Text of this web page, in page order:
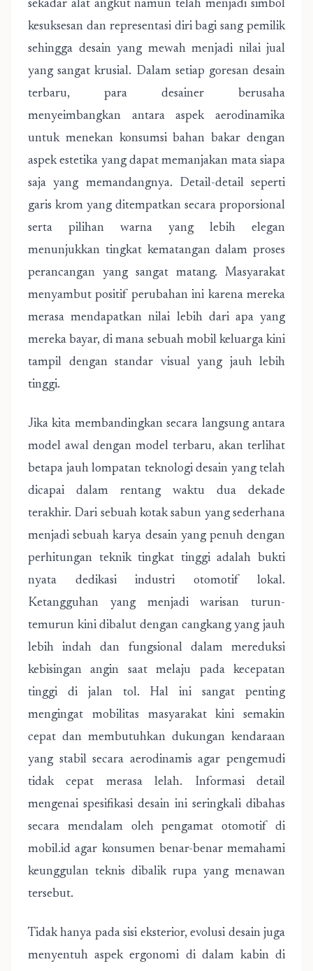
sekadar alat angkut namun telah menjadi simbol
kesuksesan dan representasi diri bagi sang pemilik
sehingga desain yang mewah menjadi nilai jual
yang sangat krusial. Dalam setiap goresan desain
terbaru, para desainer berusaha
menyeimbangkan antara aspek aerodinamika
untuk menekan konsumsi bahan bakar dengan
aspek estetika yang dapat memanjakan mata siapa
saja yang memandangnya. Detail-detail seperti
garis krom yang ditempatkan secara proporsional
serta pilihan warna yang lebih elegan
menunjukkan tingkat kematangan dalam proses
perancangan yang sangat matang. Masyarakat
menyambut positif perubahan ini karena mereka
merasa mendapatkan nilai lebih dari apa yang
mereka bayar, di mana sebuah mobil keluarga kini
tampil dengan standar visual yang jauh lebih
tinggi.
Jika kita membandingkan secara langsung antara
model awal dengan model terbaru, akan terlihat
betapa jauh lompatan teknologi desain yang telah
dicapai dalam rentang waktu dua dekade
terakhir. Dari sebuah kotak sabun yang sederhana
menjadi sebuah karya desain yang penuh dengan
perhitungan teknik tingkat tinggi adalah bukti
nyata dedikasi industri otomotif lokal.
Ketangguhan yang menjadi warisan turun-
temurun kini dibalut dengan cangkang yang jauh
lebih indah dan fungsional dalam mereduksi
kebisingan angin saat melaju pada kecepatan
tinggi di jalan tol. Hal ini sangat penting
mengingat mobilitas masyarakat kini semakin
cepat dan membutuhkan dukungan kendaraan
yang stabil secara aerodinamis agar pengemudi
tidak cepat merasa lelah. Informasi detail
mengenai spesifikasi desain ini seringkali dibahas
secara mendalam oleh pengamat otomotif di
mobil.id agar konsumen benar-benar memahami
keunggulan teknis dibalik rupa yang menawan
tersebut.
Tidak hanya pada sisi eksterior, evolusi desain juga
menyentuh aspek ergonomi di dalam kabin di